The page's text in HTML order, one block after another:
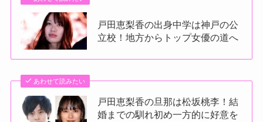
戸田恵梨香の出身中学は神戸の公
立校！地方からトップ女優の道へ
あわせて読みたい
戸田恵梨香の旦那は松坂桃李！結
婚までの馴れ初め一方的に好意を